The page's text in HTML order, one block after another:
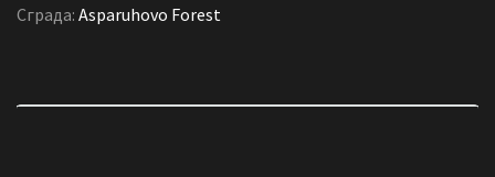
Сграда: Asparuhovo Forest